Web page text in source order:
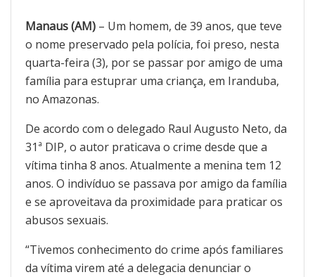
Manaus (AM) – Um homem, de 39 anos, que teve
o nome preservado pela polícia, foi preso, nesta
quarta-feira (3), por se passar por amigo de uma
família para estuprar uma criança, em Iranduba,
no Amazonas.
De acordo com o delegado Raul Augusto Neto, da
31ª DIP, o autor praticava o crime desde que a
vítima tinha 8 anos. Atualmente a menina tem 12
anos. O indivíduo se passava por amigo da família
e se aproveitava da proximidade para praticar os
abusos sexuais.
“Tivemos conhecimento do crime após familiares
da vítima virem até a delegacia denunciar o